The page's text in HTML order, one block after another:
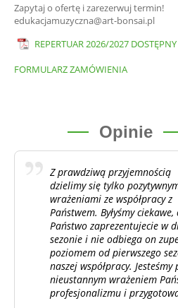
Zapytaj o ofertę i zarezerwuj termin!
edukacjamuzyczna@art-bonsai.pl
REPERTUAR 2026/2027 DOSTĘPNY
FORMULARZ ZAMÓWIENIA
Opinie
Z prawdziwą przyjemnością
dzielimy się tylko
wrażeniami ze współpracy z
Państwem. Byłyśmy ciekawe,
Państwo zaprezentujecie w
sezonie i nie odbiega on
poziomem od pierwszego
naszej współpracy. Jesteśmy
nieustannym wrażeniem
profesjonalizmu i